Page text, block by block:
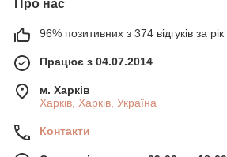
Про нас
96% позитивних з 374 відгуків за рік
Працює з 04.07.2014
м. Харків
Харків, Харків, Україна
Контакти